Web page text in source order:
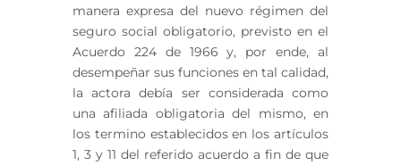
manera expresa del nuevo régimen del
seguro social obligatorio, previsto en el
Acuerdo 224 de 1966 y, por ende, al
desempeñar sus funciones en tal calidad,
la actora debía ser considerada como
una afiliada obligatoria del mismo, en
los termino establecidos en los artículos
1, 3 y 11 del referido acuerdo a fin de que